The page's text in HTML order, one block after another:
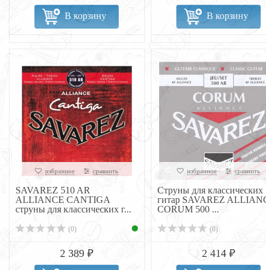
В корзину В корзину
избранное сравнить
SAVAREZ 510 AR
ALLIANCE CANTIGA
струны для классических г...
(0)
2 389 ₽
избранное сравнить
Струны для классических
гитар SAVAREZ
CORUM 500 ...
(0)
2 414 ₽